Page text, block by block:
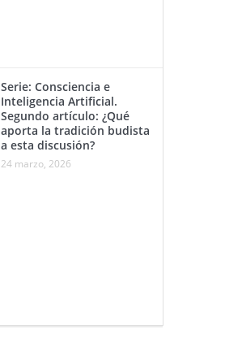
Serie: Consciencia e
Inteligencia Artificial.
Segundo artículo: ¿Qué
aporta la tradición budista
a esta discusión?
24 marzo, 2026